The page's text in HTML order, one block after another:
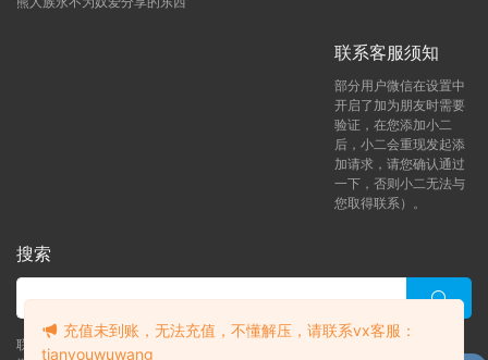
联系客服须知
部分用户微信在设置中
开启了加为朋友时需要
验证，在您添加小二
后，小二会重现发起添
加请求，请您确认通过
一下，否则小二无法与
您取得联系）。
搜索
联系客服 (添加后告诉客服-来自熊人族咨询问题)
充值未到账，无法充值，不懂解压，请联系vx客服：
tianyouwuwang